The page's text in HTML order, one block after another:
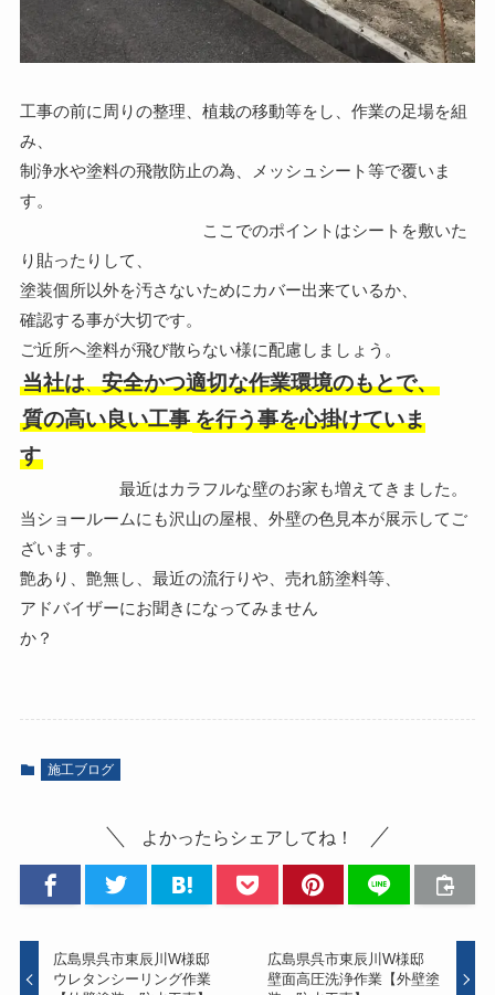
工事の前に周りの整理、植栽の移動等をし、作業の足場を組
み、
制浄水や塗料の飛散防止の為、メッシュシート等で覆いま
す。
ここでのポイントはシートを敷いた
り貼ったりして、
塗装個所以外を汚さないためにカバー出来ているか、
確認する事が大切です。
ご近所へ塗料が飛び散らない様に配慮しましょう。
当社は、安全かつ適切な作業環境のもとで、
質の高い良い工事を行う事を心掛けていま
す
最近はカラフルな壁のお家も増えてきました。
当ショールームにも沢山の屋根、外壁の色見本が展示してご
ざいます。
艶あり、艶無し、最近の流行りや、売れ筋塗料等、
アドバイザーにお聞きになってみません
か？
施工ブログ
よかったらシェアしてね！
広島県呉市東辰川W様邸
ウレタンシーリング作業
広島県呉市東辰川W様邸
壁面高圧洗浄作業【外壁塗